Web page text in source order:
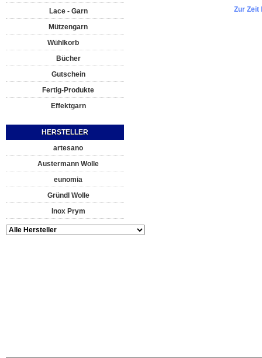
Lace - Garn
Mützengarn
Wühlkorb
Bücher
Gutschein
Fertig-Produkte
Effektgarn
HERSTELLER
artesano
Austermann Wolle
eunomia
Gründl Wolle
Inox Prym
Zur Zeit